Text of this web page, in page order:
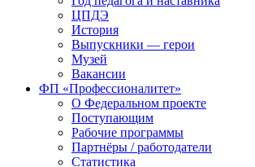
ЦПДЭ
История
Выпускники — герои
Музей
Вакансии
ФП «Профессионалитет»
О Федеральном проекте
Поступающим
Рабочие программы
Партнёры / работодатели
Статистика